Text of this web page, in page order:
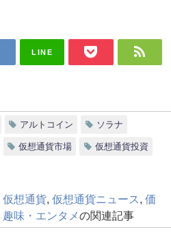
LINE
アルトコイン ソラナ
仮想通貨市場 仮想通貨投資
仮想通貨, 仮想通貨ニュース , 価
趣味・エンタメの関連記事